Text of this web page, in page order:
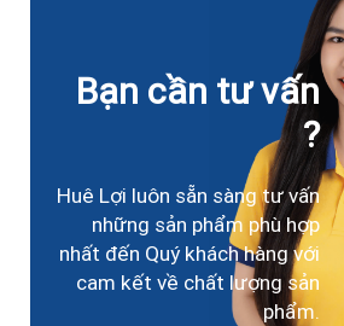
Bạn cần tư vấn
?
Huê Lợi luôn sẵn sàng tư vấn
những sản phẩm phù hợp
nhất đến Quý khách hàng với
cam kết về chất lượng sản
phẩm.